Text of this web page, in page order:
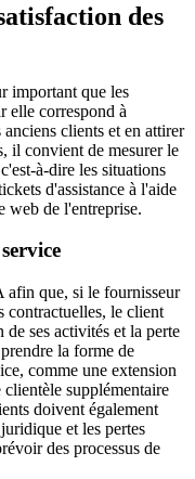
des
important que les
elle correspond à
clients et en attirer
il convient de mesurer le
à-dire les situations
d'assistance à l'aide
web de l'entreprise.
afin que, si le fournisseur
contractuelles, le client
ses activités et la perte
la forme de
comme une extension
clientèle supplémentaire
doivent également
et les pertes
des processus de